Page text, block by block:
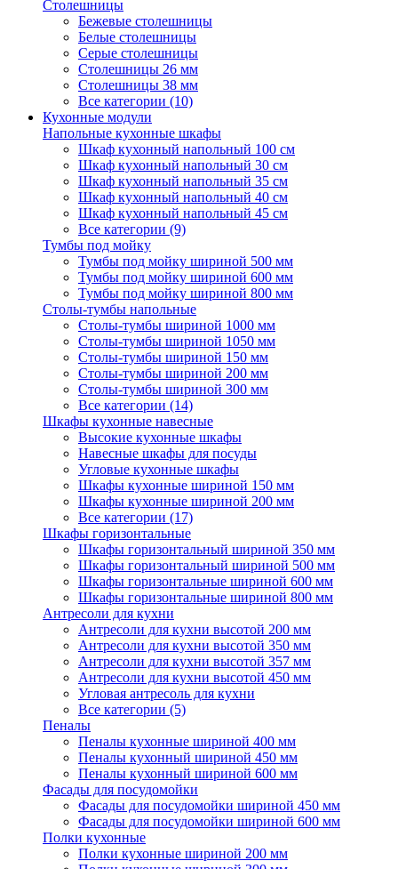
Столешницы
Бежевые столешницы
Белые столешницы
Серые столешницы
Столешницы 26 мм
Столешницы 38 мм
Все категории (10)
Кухонные модули
Напольные кухонные шкафы
Шкаф кухонный напольный 100 см
Шкаф кухонный напольный 30 см
Шкаф кухонный напольный 35 см
Шкаф кухонный напольный 40 см
Шкаф кухонный напольный 45 см
Все категории (9)
Тумбы под мойку
Тумбы под мойку шириной 500 мм
Тумбы под мойку шириной 600 мм
Тумбы под мойку шириной 800 мм
Столы-тумбы напольные
Столы-тумбы шириной 1000 мм
Столы-тумбы шириной 1050 мм
Столы-тумбы шириной 150 мм
Столы-тумбы шириной 200 мм
Столы-тумбы шириной 300 мм
Все категории (14)
Шкафы кухонные навесные
Высокие кухонные шкафы
Навесные шкафы для посуды
Угловые кухонные шкафы
Шкафы кухонные шириной 150 мм
Шкафы кухонные шириной 200 мм
Все категории (17)
Шкафы горизонтальные
Шкафы горизонтальный шириной 350 мм
Шкафы горизонтальный шириной 500 мм
Шкафы горизонтальные шириной 600 мм
Шкафы горизонтальные шириной 800 мм
Антресоли для кухни
Антресоли для кухни высотой 200 мм
Антресоли для кухни высотой 350 мм
Антресоли для кухни высотой 357 мм
Антресоли для кухни высотой 450 мм
Угловая антресоль для кухни
Все категории (5)
Пеналы
Пеналы кухонные шириной 400 мм
Пеналы кухонный шириной 450 мм
Пеналы кухонный шириной 600 мм
Фасады для посудомойки
Фасады для посудомойки шириной 450 мм
Фасады для посудомойки шириной 600 мм
Полки кухонные
Полки кухонные шириной 200 мм